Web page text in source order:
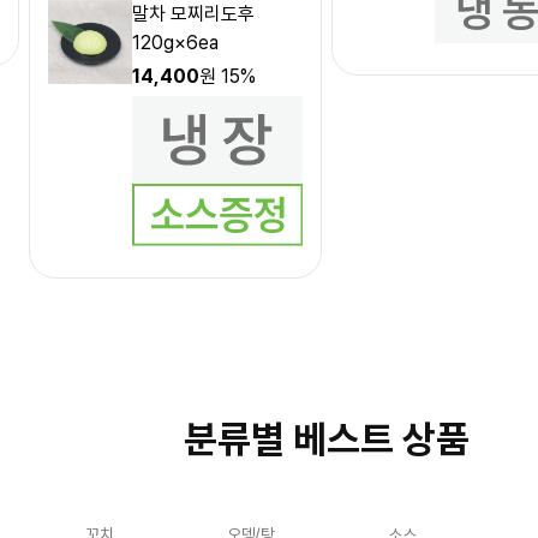
말차 모찌리도후
120g×6ea
14,400원 15%
분류별 베스트 상품
꼬치 오뎅/탕 소스